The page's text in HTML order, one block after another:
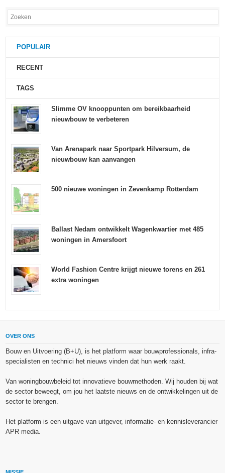
POPULAIR
RECENT
TAGS
Slimme OV knooppunten om bereikbaarheid
nieuwbouw te verbeteren
Van Arenapark naar Sportpark Hilversum, de
nieuwbouw kan aanvangen
500 nieuwe woningen in Zevenkamp Rotterdam
Ballast Nedam ontwikkelt Wagenkwartier met 485
woningen in Amersfoort
World Fashion Centre krijgt nieuwe torens en 261
extra woningen
OVER ONS
Bouw en Uitvoering (B+U), is het platform waar bouwprofessionals, infra-
specialisten en technici het nieuws vinden dat hun werk raakt.
Van woningbouwbeleid tot innovatieve bouwmethoden. Wij houden bij wat
de sector beweegt, om jou het laatste nieuws en de ontwikkelingen uit de
sector te brengen.
Het platform is een uitgave van uitgever, informatie- en kennisleverancier
APR media.